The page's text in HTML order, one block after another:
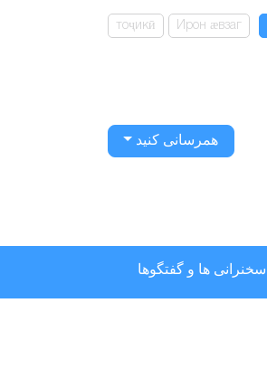
Ирон ӕвзаг
тоҷикӣ
همرسانی کنید
سخنرانی ها و گفتگوها